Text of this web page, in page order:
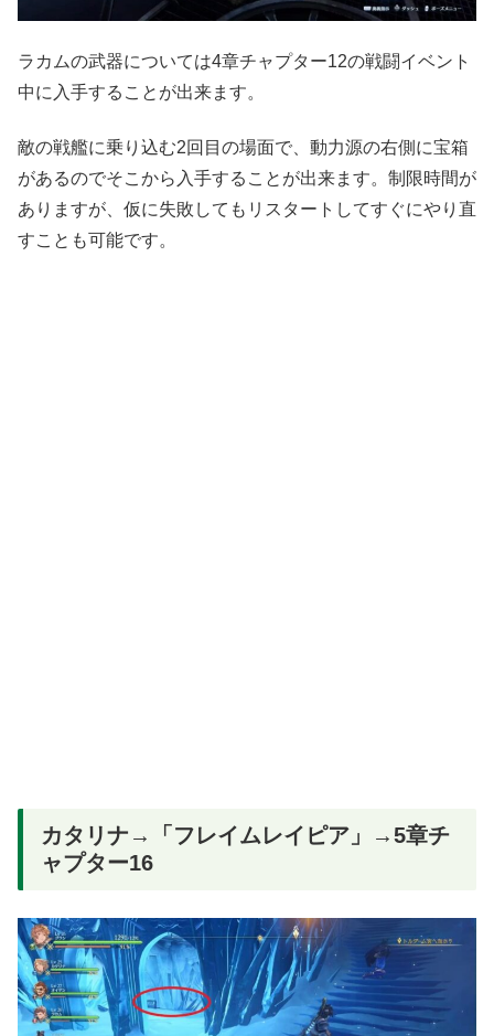
ラカムの武器については4章チャプター12の戦闘イベント
中に入手することが出来ます。
敵の戦艦に乗り込む2回目の場面で、動力源の右側に宝箱
があるのでそこから入手することが出来ます。制限時間が
ありますが、仮に失敗してもリスタートしてすぐにやり直
すことも可能です。
カタリナ→「フレイムレイピア」→5章チ
ャプター16